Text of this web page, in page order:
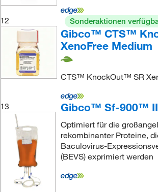
12 Sonderaktionen
Gibco™ CTS™
XenoFree Medium
CTS™ KnockOut™ SR
13 Gibco™ Sf-900™ II
Optimiert für die
rekombinanter Proteine,
Baculovirus-
(BEVS) exprimiert werden